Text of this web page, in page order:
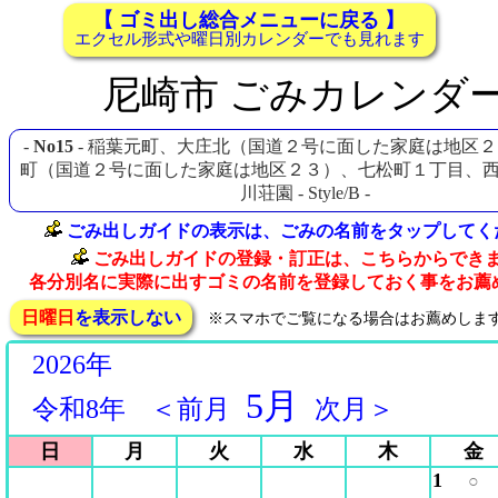
【 ゴミ出し総合メニューに戻る 】
エクセル形式や曜日別カレンダーでも見れます
尼崎市 ごみカレンダ
- No15 - 稲葉元町、大庄北（国道２号に面した家庭は地区
町（国道２号に面した家庭は地区２３）、七松町１丁目、
川荘園 - Style/B -
ごみ出しガイドの表示は、ごみの名前をタップして
ごみ出しガイドの登録・訂正は、こちらからでき
各分別名に実際に出すゴミの名前を登録しておく事をお薦
日曜日 を表示しない ※スマホでご覧になる場合はお薦めしま
2026年
令和8年
＜前月 5月 次月＞
日 月 火 水 木
金
1
○